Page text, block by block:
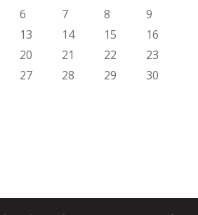
6 7 8
9
13 14 15
16
20 21 22
23
27 28 29
30